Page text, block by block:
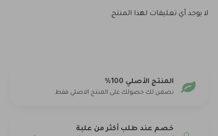
لا يوجد أي تعليقات لهذا المنتج.
المنتج الأصلي 100%
نضمن لك حصولك على المنتج الاصلي فقط
خصم عند طلب أكثر من علبة